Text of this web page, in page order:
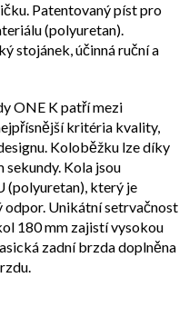
Patentovaný píst pro
(polyuretan).
stojánek, účinná ruční a
ONE K patří mezi
kritéria kvality,
Koloběžku lze díky
Kola jsou
(polyuretan), který je
odpor. Unikátní setrvačnost
180 mm zajistí vysokou
zadní brzda doplněna